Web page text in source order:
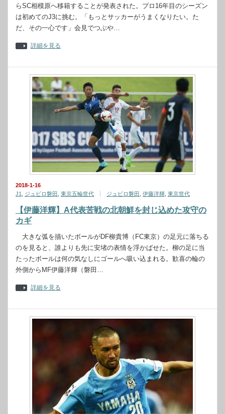
らSC相模原へ移籍することが発表された。プロ16年目のシーズン
は初めてのJ3に挑む。「もっとサッカーがうまくなりたい。た
だ、その一心です」会見でつぶや…
詳細を見る
2018-1-16
J1
ジュビロ磐田 東京五輪世代 ジュビロ磐田 伊藤洋輝 東京世代
【伊藤洋輝】A代表苦戦の北朝鮮を封じ込めた攻守の
カギ
大きな弧を描いたボールがDF柳貴博（FC東京）の足元に落ちる
のを見ると、誰よりも先に安堵の表情を浮かばせた。柳の足に当
たったボールは何の気なしにゴールへ吸い込まれる。歓喜の輪の
外側からMF伊藤洋輝（磐田…
詳細を見る